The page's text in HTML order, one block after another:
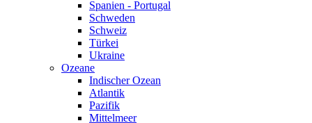
Spanien - Portugal
Schweden
Schweiz
Türkei
Ukraine
Ozeane
Indischer Ozean
Atlantik
Pazifik
Mittelmeer